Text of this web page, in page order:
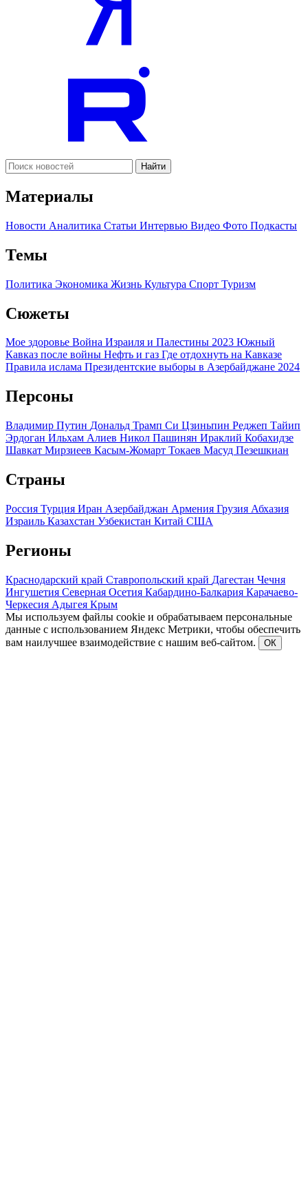
Найти
Материалы
Новости Аналитика Статьи Интервью Видео Фото Подкасты
Темы
Политика Экономика Жизнь Культура Спорт Туризм
Сюжеты
Мое здоровье Война Израиля и Палестины 2023 Южный
Кавказ после войны Нефть и газ Где отдохнуть на Кавказе
Правила ислама Президентские выборы в Азербайджане 2024
Персоны
Владимир Путин Дональд Трамп Си Цзиньпин Реджеп Тайип
Эрдоган Ильхам Алиев Никол Пашинян Ираклий Кобахидзе
Шавкат Мирзиеев Касым-Жомарт Токаев Масуд Пезешкиан
Страны
Россия Турция Иран Азербайджан Армения Грузия Абхазия
Израиль Казахстан Узбекистан Китай США
Регионы
Краснодарский край Ставропольский край Дагестан Чечня
Ингушетия Северная Осетия Кабардино-Балкария Карачаево-
Черкесия Адыгея Крым
Мы используем файлы cookie и обрабатываем персональные
данные с использованием Яндекс Метрики, чтобы обеспечить
вам наилучшее взаимодействие с нашим веб-сайтом.
ОК